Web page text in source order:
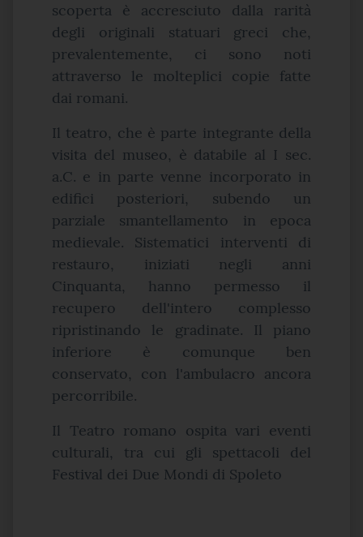
scoperta è accresciuto dalla rarità
degli originali statuari greci che,
prevalentemente, ci sono noti
attraverso le molteplici copie fatte
dai romani.
Il teatro, che è parte integrante della
visita del museo, è databile al I sec.
a.C. e in parte venne incorporato in
edifici posteriori, subendo un
parziale smantellamento in epoca
medievale. Sistematici interventi di
restauro, iniziati negli anni
Cinquanta, hanno permesso il
recupero dell'intero complesso
ripristinando le gradinate. Il piano
inferiore è comunque ben
conservato, con l'ambulacro ancora
percorribile.
Il Teatro romano ospita vari eventi
culturali, tra cui gli spettacoli del
Festival dei Due Mondi di Spoleto